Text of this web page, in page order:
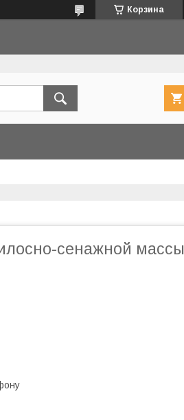
Корзина
сенажной массы